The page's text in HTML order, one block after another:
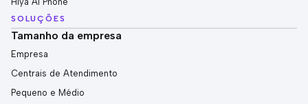
SOLUÇÕES
Tamanho da empresa
Empresa
Centrais de Atendimento
Pequeno e Médio